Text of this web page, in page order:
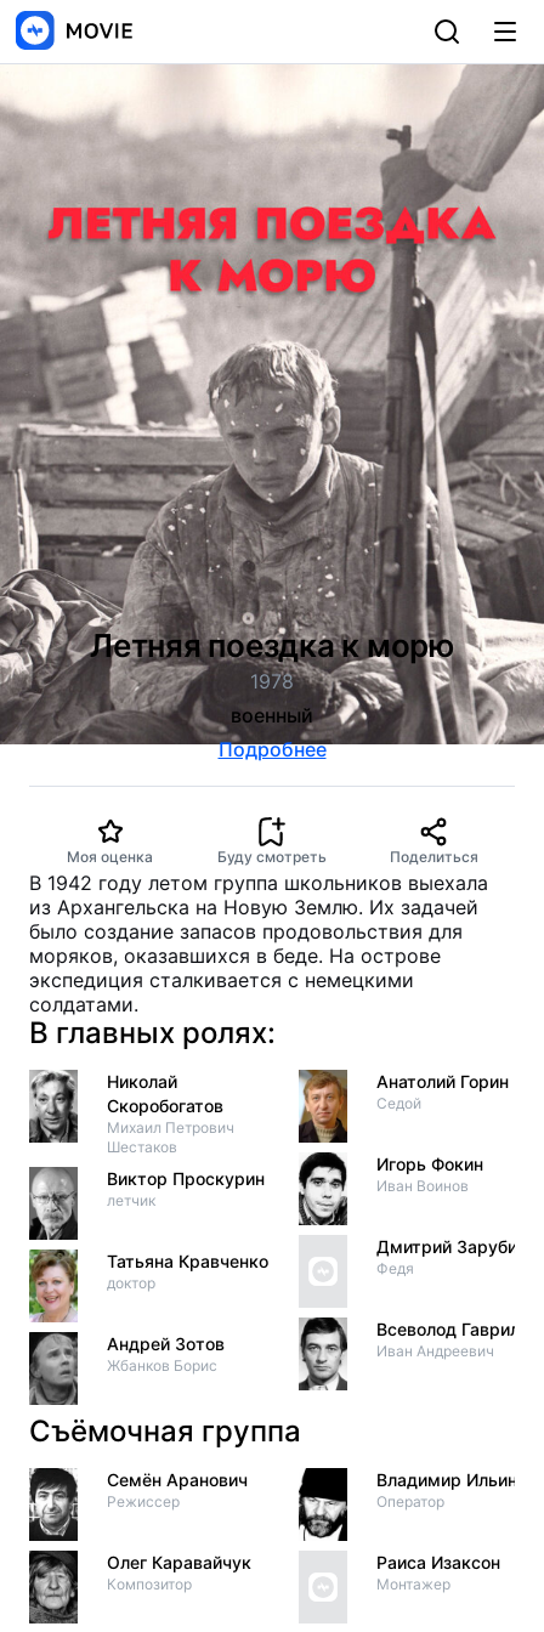
Летняя поездка к морю
1978
военный
Подробнее
Моя оценка Буду смотреть Поделиться
В 1942 году летом группа школьников выехала
из Архангельска на Новую Землю. Их задачей
было создание запасов продовольствия для
моряков, оказавшихся в беде. На острове
экспедиция сталкивается с немецкими
солдатами.
В главных ролях:
Николай
Скоробогатов
Михаил Петрович
Шестаков
Виктор Проскурин
летчик
Татьяна Кравченко
доктор
Андрей Зотов
Жбанков Борис
Анатолий Горин
Седой
Игорь Фокин
Иван Воинов
Дмитрий Зарубин
Федя
Всеволод Гаврилов
Иван Андреевич
Съёмочная группа
Семён Аранович
Режиссер
Олег Каравайчук
Композитор
Владимир Ильин
Оператор
Раиса Изаксон
Монтажер